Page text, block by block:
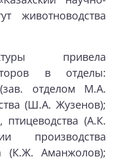
животноводства
привела
в отделы:
отделом М.А.
(Ш.А. Жузенов);
птицеводства (А.К.
производства
(К.Ж. Аманжолов);